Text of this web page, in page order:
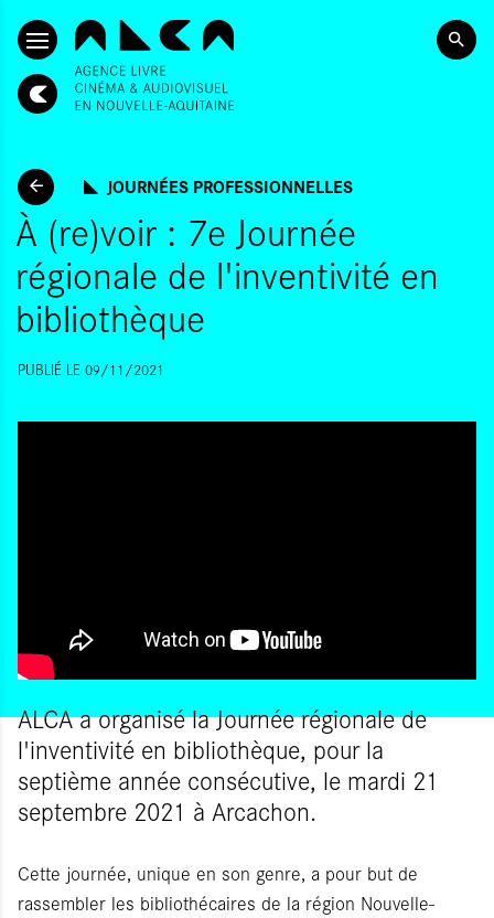
ALLER AU CONTENU PRINCIPAL
JOURNÉES PROFESSIONNELLES
À (re)voir : 7e Journée
régionale de l'inventivité en
bibliothèque
PUBLIÉ LE 09/11/2021
ALCA a organisé la Journée régionale de
l'inventivité en bibliothèque, pour la
septième année consécutive, le mardi 21
septembre 2021 à Arcachon.
Cette journée, unique en son genre, a pour but de
rassembler les bibliothécaires de la région Nouvelle-